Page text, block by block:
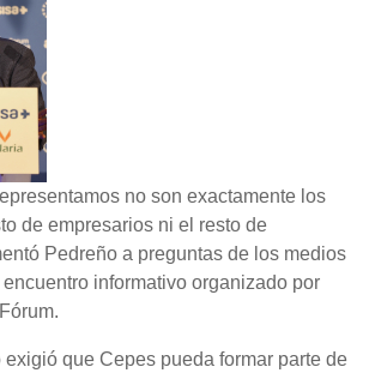
no son exactamente los
de empresarios ni el resto de
Pedreño a preguntas de los medios
informativo organizado por
que Cepes pueda formar parte de